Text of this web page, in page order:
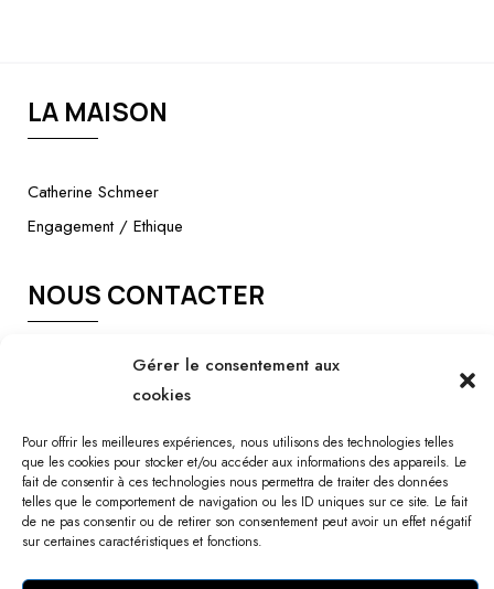
Gérer le consentement aux
cookies
Pour offrir les meilleures expériences, nous utilisons des technologies telles
que les cookies pour stocker et/ou accéder aux informations des appareils. Le
fait de consentir à ces technologies nous permettra de traiter des données
telles que le comportement de navigation ou les ID uniques sur ce site. Le fait
de ne pas consentir ou de retirer son consentement peut avoir un effet négatif
sur certaines caractéristiques et fonctions.
LA MAISON
Catherine Schmeer
Engagement / Ethique
NOUS CONTACTER
Téléphone ou Message
ACTUALITÉS
Presse